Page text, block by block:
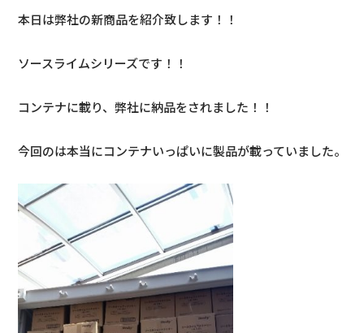
本日は弊社の新商品を紹介致します！！
ソースライムシリーズです！！
コンテナに載り、弊社に納品をされました！！
今回のは本当にコンテナいっぱいに製品が載っていました。